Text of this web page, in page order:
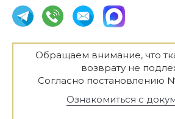
Обращаем внимание, что
возврату не
Согласно постановлению
Ознакомиться с